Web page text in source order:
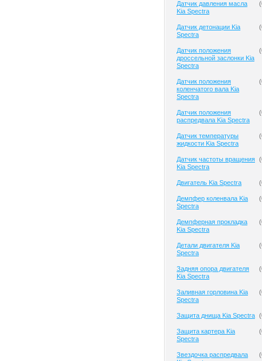
Датчик давления масла
Kia Spectra
(
Датчик детонации Kia
Spectra
(
Датчик положения
дроссельной заслонки Kia
Spectra
(
Датчик положения
коленчатого вала Kia
Spectra
(
Датчик положения
распредвала Kia Spectra
(
Датчик температуры
жидкости Kia Spectra
(
Датчик частоты вращения
Kia Spectra
(
Двигатель Kia Spectra (
Демпфер коленвала Kia
Spectra
(
Демпферная прокладка
Kia Spectra
(
Детали двигателя Kia
Spectra
(
Задняя опора двигателя
Kia Spectra
(
Заливная горловина Kia
Spectra
(
Защита днища Kia Spectra (
Защита картера Kia
Spectra
(
Звездочка распредвала
(